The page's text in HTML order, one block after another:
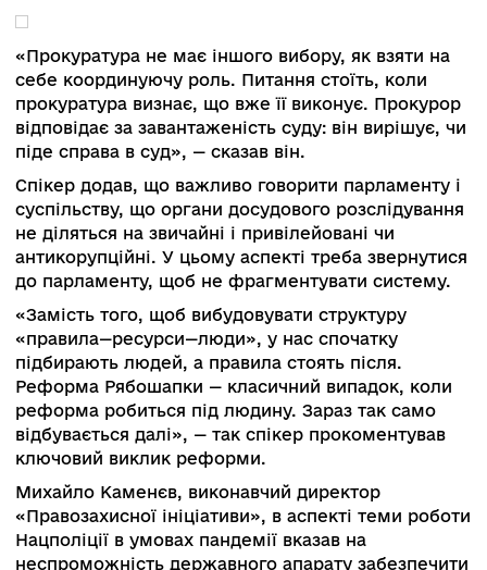
роботи ї органів.
Заплановані інновації щодо системи
індивідуальної якості роботи фахівців,
«Прокуратура і суспільство». Створено
центр прокурорів.
Антті Хартікайнен, голова Консультативної
Європейського Союзу з реформування
цивільної безпеки України, зазначив, що за 6
спільної роботи Нацполіція має прогрес, але
дуже багато потрібно зробити. Зокрема, вона
змогла адаптувати європейську модель, яка
полягає в діалозі з громадськістю на акціях
протесту, а не протистоянні.
правопорядку, зокрема прокуратури, СБУ.
висловив надію, що новий законопроєкту про
реформування СБУ ухвалять. Має місце його